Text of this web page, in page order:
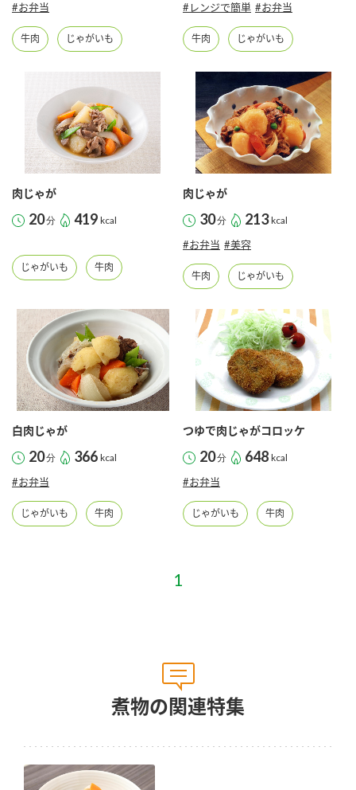
#お弁当
牛肉 じゃがいも
#レンジで簡単 #お弁当
牛肉 じゃがいも
肉じゃが
20分 419 kcal
じゃがいも 牛肉
肉じゃが
30分 213 kcal
#お弁当 #美容
牛肉 じゃがいも
白肉じゃが
20分 366 kcal
#お弁当
じゃがいも 牛肉
つゆで肉じゃがコロッケ
20分 648 kcal
#お弁当
じゃがいも 牛肉
煮物の関連特集